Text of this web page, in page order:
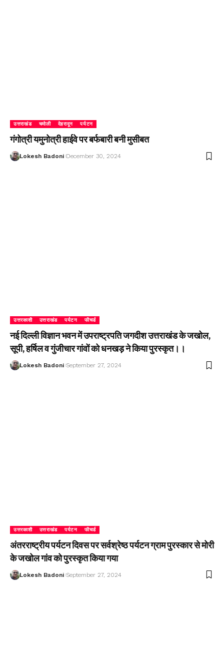
उत्तराखंड चमोली देहरादून पर्यटन
गंगोत्री यमुनोत्री हाईवे पर बर्फबारी बनी मुसीबत
Lokesh Badoni December 30, 2024
उत्तरकाशी उत्तराखंड पर्यटन फीचर्ड
नई दिल्ली विज्ञान भवन में उपराष्ट्रपति जगदीश उत्तराखंड के जखोल,
सूपी, हर्षिल व गुंजीचार गांवों को धनखड़ ने किया पुरस्कृत।।
Lokesh Badoni September 27, 2024
उत्तरकाशी उत्तराखंड पर्यटन फीचर्ड
अंतरराष्ट्रीय पर्यटन दिवस पर सर्वश्रेष्ठ पर्यटन ग्राम पुरस्कार से मोरी
के जखोल गांव को पुरस्कृत किया गया
Lokesh Badoni September 27, 2024